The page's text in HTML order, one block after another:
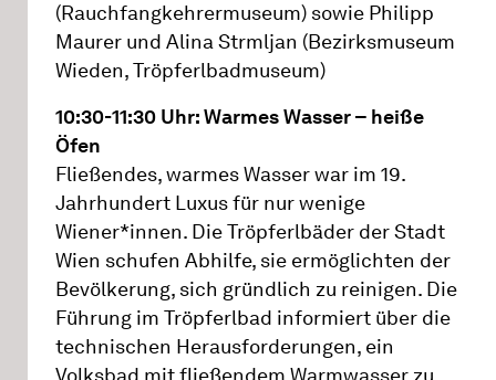
(Rauchfangkehrermuseum) sowie Philipp
Maurer und Alina Strmljan (Bezirksmuseum
Wieden, Tröpferlbadmuseum)
10:30-11:30 Uhr: Warmes Wasser – heiße
Öfen
Fließendes, warmes Wasser war im 19.
Jahrhundert Luxus für nur wenige
Wiener*innen. Die Tröpferlbäder der Stadt
Wien schufen Abhilfe, sie ermöglichten der
Bevölkerung, sich gründlich zu reinigen. Die
Führung im Tröpferlbad informiert über die
technischen Herausforderungen, ein